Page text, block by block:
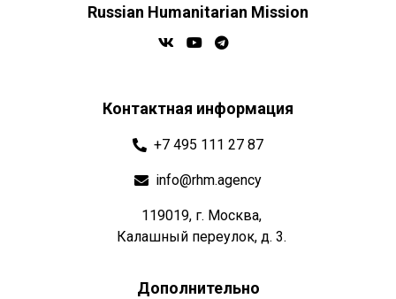
Russian Humanitarian Mission
Контактная информация
+7 495 111 27 87
info@rhm.agency
119019, г. Москва,
Калашный переулок, д. 3.
Дополнительно